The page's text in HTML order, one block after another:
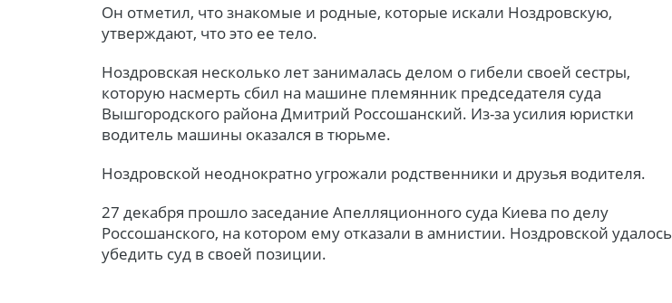
Он отметил, что знакомые и родные, которые искали Ноздровскую,
утверждают, что это ее тело.
Ноздровская несколько лет занималась делом о гибели своей сестры,
которую насмерть сбил на машине племянник председателя суда
Вышгородского района Дмитрий Россошанский. Из-за усилия юристки
водитель машины оказался в тюрьме.
Ноздровской неоднократно угрожали родственники и друзья водителя.
27 декабря прошло заседание Апелляционного суда Киева по делу
Россошанского, на котором ему отказали в амнистии. Ноздровской удалось
убедить суд в своей позиции.